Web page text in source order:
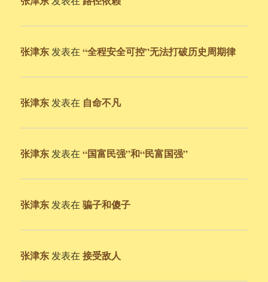
张津东 发表在“全程安全可控”无法打破历史周期律
张津东 发表在 自命不凡
张津东 发表在“国富民强”和“民富国强”
张津东 发表在骗子和傻子
张津东 发表在接受敌人